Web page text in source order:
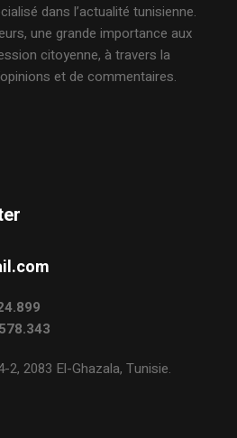
dans l’actualité tunisienne.
une grande importance aux
citoyenne, à travers la
et de commentaires.
2083 El-Ghazala, Tunisie.